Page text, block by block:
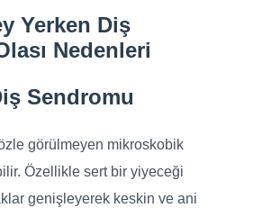
Yerken Diş
Nedenleri
Sendromu
görülmeyen mikroskobik
Özellikle sert bir yiyeceği
genişleyerek keskin ve ani